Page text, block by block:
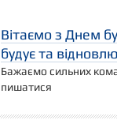
Вітаємо з Днем
будує та
Бажаємо сильних
пишатися